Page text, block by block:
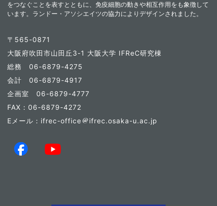
をつなぐことを表すとともに、免疫細胞の動きや相互作用をも象徴して
います。ランドー・アソシエイツの協力によりデザインされました。
〒565-0871
大阪府吹田市山田丘3-1 大阪大学 IFReC研究棟
総務 06-6879-4275
会計 06-6879-4917
企画室 06-6879-4777
FAX：06-6879-4272
Eメール：ifrec-office
ifrec.osaka-u.ac.jp